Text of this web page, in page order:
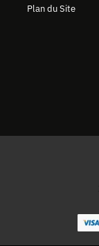
Plan du Site